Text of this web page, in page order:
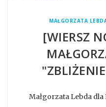
MAŁGORZATA
[WIERSZ
Małgorzata Lebda dla